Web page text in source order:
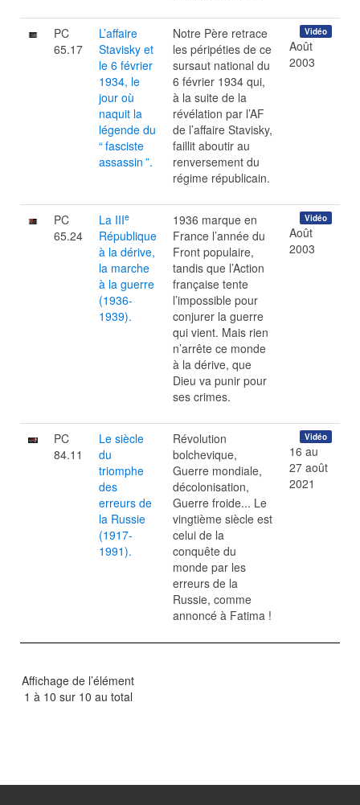
PC
65.17
L’affaire
Stavisky et
le 6 février
1934, le
jour où
naquit la
légende du
“fasciste
assassin ”.
Notre Père retrace
les péripéties de ce
sursaut national du
6 février 1934 qui,
à la suite de la
révélation par l’AF
de l’affaire Stavisky,
faillit aboutir au
renversement du
régime républicain.
Vidéo
Août
2003
PC
65.24
La IIIe
République
à la dérive,
la marche
à la guerre
(1936-
1939).
1936 marque en
France l’année du
Front populaire,
tandis que l’Action
française tente
l’impossible pour
conjurer la guerre
qui vient. Mais rien
n’arrête ce monde
à la dérive, que
Dieu va punir pour
ses crimes.
Vidéo
Août
2003
PC
84.11
Le siècle
du
triomphe
des
erreurs de
la Russie
(1917-
1991).
Révolution
bolchevique,
Guerre mondiale,
décolonisation,
Guerre froide... Le
vingtième siècle est
celui de la
conquête du
monde par les
erreurs de la
Russie, comme
annoncé à Fatima !
Vidéo
16 au
27 août
2021
Affichage de l’élément
1 à 10 sur 10 au total